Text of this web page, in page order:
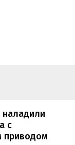
наладили
с
приводом